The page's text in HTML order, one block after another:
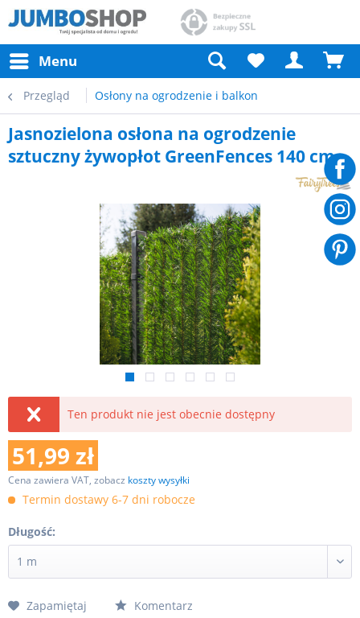
Menu
Przegląd Osłony na ogrodzenie i balkon
Jasnozielona osłona na ogrodzenie
sztuczny żywopłot GreenFences 140 cm
Ten produkt nie jest obecnie dostępny
51,99 zł
Cena zawiera VAT, zobacz koszty wysyłki
Termin dostawy 6-7 dni robocze
Długość:
Zapamiętaj Komentarz